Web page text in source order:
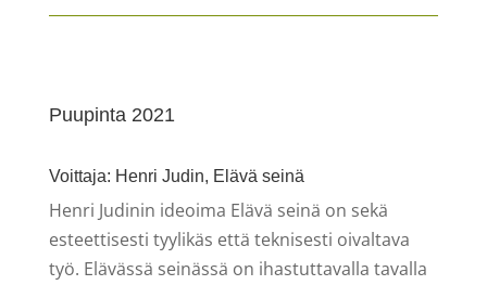
Puupinta 2021
Voittaja: Henri Judin, Elävä seinä
Henri Judinin ideoima Elävä seinä on sekä
esteettisesti tyylikäs että teknisesti oivaltava
työ. Elävässä seinässä on ihastuttavalla tavalla